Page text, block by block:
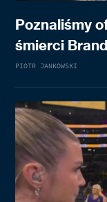
Poznaliśmy
śmierci
PIOTR JANKOWSKI